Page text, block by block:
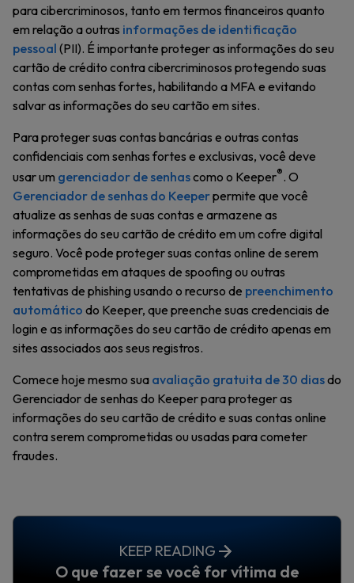
para cibercriminosos, tanto em termos financeiros quanto
em relação a outras informações de identificação
pessoal (PII). É importante proteger as informações do seu
cartão de crédito contra cibercriminosos protegendo suas
contas com senhas fortes, habilitando a MFA e evitando
salvar as informações do seu cartão em sites.
Para proteger suas contas bancárias e outras contas
confidenciais com senhas fortes e exclusivas, você deve
usar um gerenciador de senhascomo o Keeper®. O
Gerenciador de senhas do Keeperpermite que você
atualize as senhas de suas contas e armazene as
informações do seu cartão de crédito em um cofre digital
seguro. Você pode proteger suas contas online de serem
comprometidas em ataques de spoofing ou outras
tentativas de phishing usando o recurso de preenchimento
automático do Keeper, que preenche suas credenciais de
login e as informações do seu cartão de crédito apenas em
sites associados aos seus registros.
Comece hoje mesmo sua avaliação gratuita de 30 diasdo
Gerenciador de senhas do Keeper para proteger as
informações do seu cartão de crédito e suas contas online
contra serem comprometidas ou usadas para cometer
fraudes.
KEEP READING
O que fazer se você for vítima de